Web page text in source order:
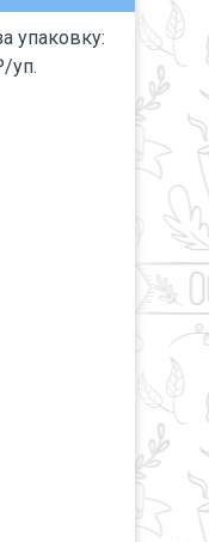
упаковку:
уп.